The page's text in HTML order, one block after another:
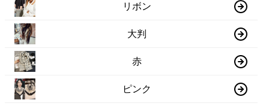
リボン
大判
赤
ピンク